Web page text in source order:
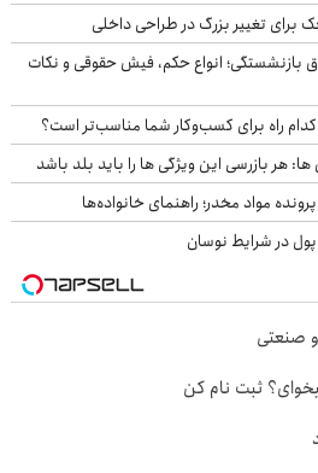
برای تغییر بزرگ در طراحی داخلی
بازنشستگی؛ انواع حکم، فیش حقوقی و نکات
کدام راه برای کسب‌وکار شما مناسب‌تر است؟
هر بازرسی این ویژگی ها را باید بلد باشد
در شرایط نوسان
صنعتی
ثبت نام کن